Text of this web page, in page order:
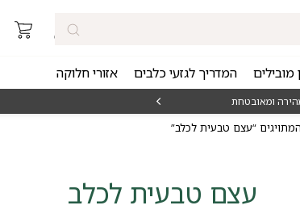
מובילים המדריך לגזעי כלבים אזורי חלוקה
ומאובטחת
“עצם טבעית לכלב”
עצם טבעית לכלב